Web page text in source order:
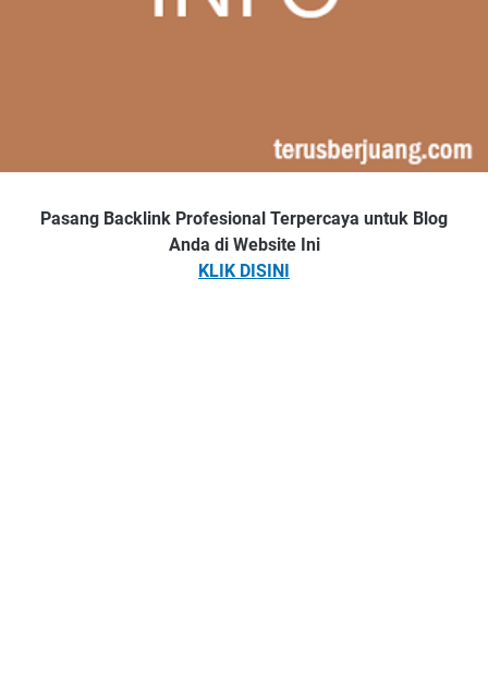
Pasang Backlink Profesional Terpercaya untuk Blog
Anda di Website Ini
KLIK DISINI